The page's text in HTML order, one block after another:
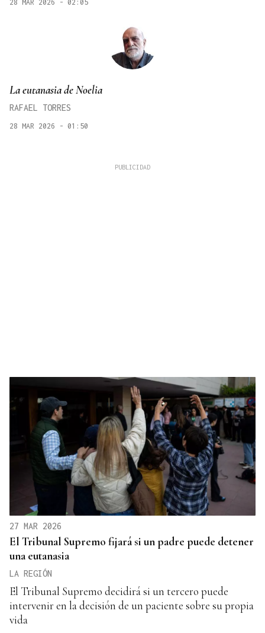
28 MAR 2026 - 02:05
La eutanasia de Noelia
RAFAEL TORRES
28 MAR 2026 - 01:50
27 MAR 2026
El Tribunal Supremo fijará si un padre puede detener
una eutanasia
LA REGIÓN
El Tribunal Supremo decidirá si un tercero puede
intervenir en la decisión de un paciente sobre su propia
vida